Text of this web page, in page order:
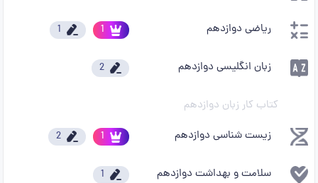
ریاضی دوازدهم 1
1
زبان انگلیسی دوازدهم 2
کتاب کار زبان دوازدهم
زیست شناسی دوازدهم
1
2
سلامت و بهداشت دوازدهم 1